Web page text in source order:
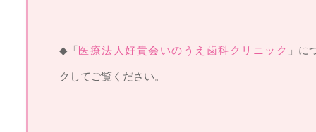
◆「医療法人好貴会いのうえ歯科クリニック 」に
クしてご覧ください。